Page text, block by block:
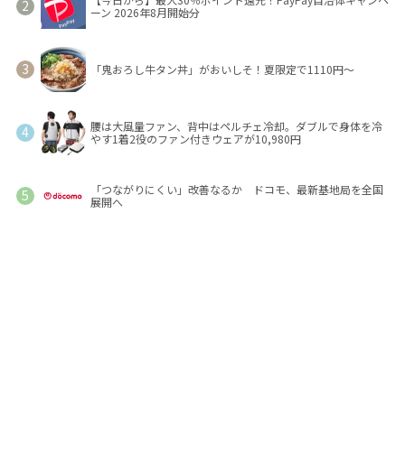
ーン 2026年8月開始分
「鬼おろし牛タン丼」がおいしそ！夏限定で1110円～
腰は大風量ファン、背中はペルチェ冷却。ダブルで身体を冷
やす1着2役のファン付きウェアが10,980円
「つながりにくい」改善なるか ドコモ、最新基地局を全国
展開へ